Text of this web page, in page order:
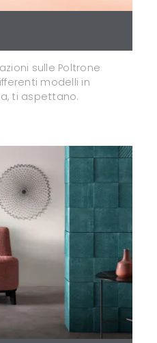
sulle Poltrone
modelli in
ti aspettano.